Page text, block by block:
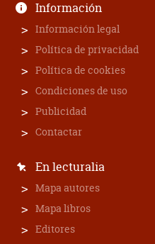
Información
Información legal
Política de privacidad
Política de cookies
Condiciones de uso
Publicidad
Contactar
En lecturalia
Mapa autores
Mapa libros
Editores